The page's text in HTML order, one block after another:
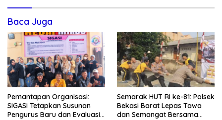
Baca Juga
Pemantapan Organisasi:
SIGASI Tetapkan Susunan
Pengurus Baru dan Evaluasi
Semarak HUT RI ke-81: Polsek
Bekasi Barat Lepas Tawa
dan Semangat Bersama